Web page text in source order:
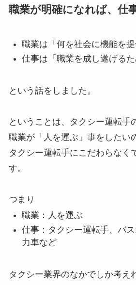
職業が明確になれば、仕
職業は「何を社会に機能を提
仕事は「職業を成し遂げるた
という話をしました。
ということは、タクシー運転手
職業が「人を運ぶ」事をしたい
タクシー運転手にこだわらなく
す。
つまり
職業：人を運ぶ
仕事：タクシー運転手、バ
力車など
タクシー業界のなかでしか考え